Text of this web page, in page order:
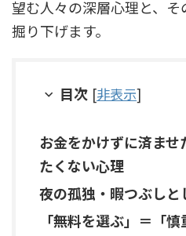
望む人々の深層心理と、
掘り下げます。
目次 [非表示]
お金をかけずに済ま
たくない心理
夜の孤独・暇つぶしと
「無料を選ぶ」＝「